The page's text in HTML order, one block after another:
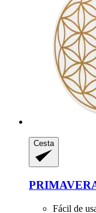
Cesta
Fácil de